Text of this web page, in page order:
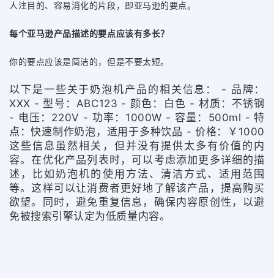
人注目的、容易消化的片段，即亚马逊的要点。
每个亚马逊产品描述的要点应该有多长？
你的要点应该是简洁的，但是不要太短。
以下是一些关于奶泡机产品的相关信息： - 品牌：
XXX - 型号：ABC123 - 颜色：白色 - 材质：不锈钢
- 电压：220V - 功率：1000W - 容量：500ml - 特
点：快速制作奶泡，适用于多种饮品 - 价格：￥1000
这些信息虽然相关，但并没有提供太多有价值的内
容。在优化产品列表时，可以考虑添加更多详细的描
述，比如奶泡机的使用方法、清洁方式、适用范围
等。这样可以让消费者更好地了解该产品，提高购买
欲望。同时，避免重复信息，确保内容原创性，以避
免被搜索引擎认定为低质量内容。